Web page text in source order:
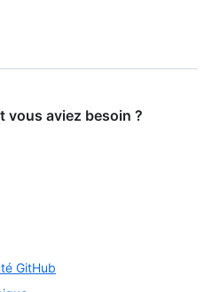
vous aviez besoin ?
GitHub